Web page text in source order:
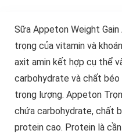
Sữa Appeton Weight
trọng của vitamin và
axit amin kết hợp cụ thể
carbohydrate và chất
trọng lượng. Appeton
chứa carbohydrate, chất
protein cao. Protein là